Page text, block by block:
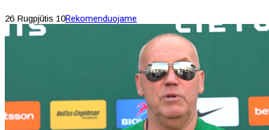
26 Rugpjūtis 10Rekomenduojame